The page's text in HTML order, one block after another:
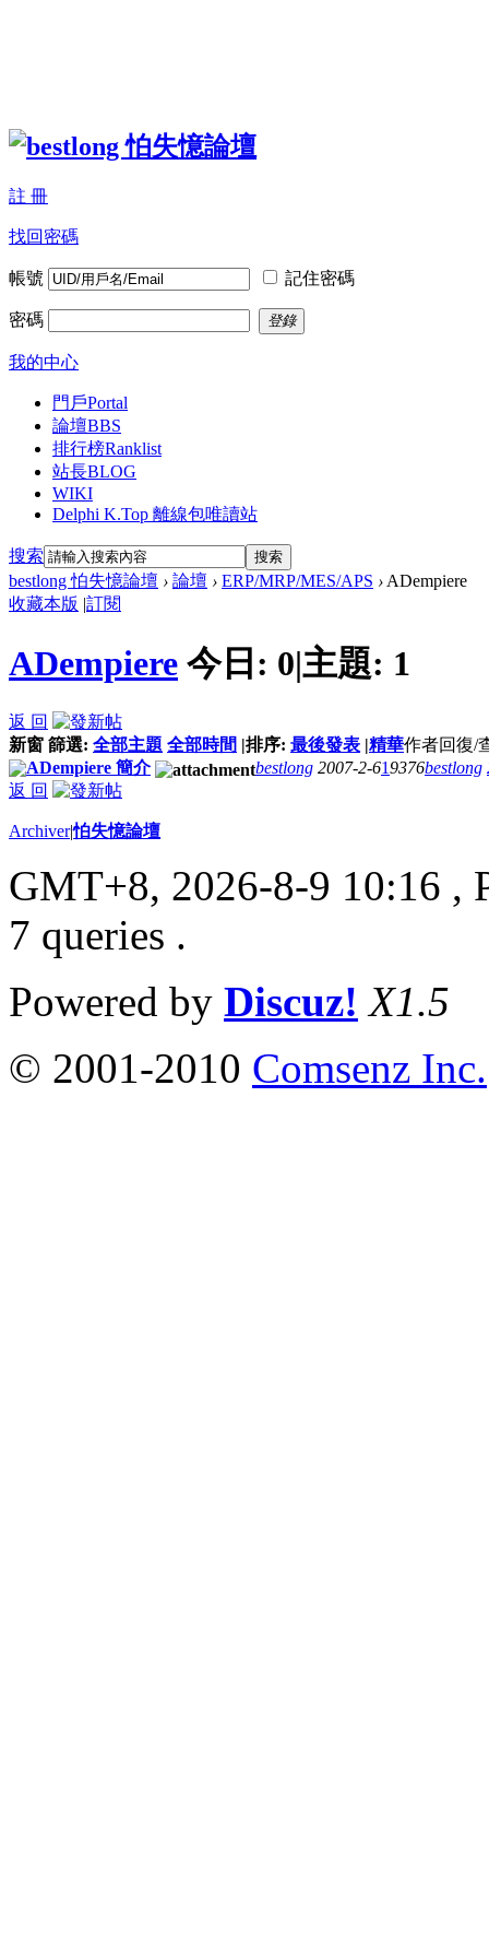
註 冊
找回密碼
帳號 記住密碼
密碼 登錄
我的中心
門戶Portal
論壇BBS
排行榜Ranklist
站長BLOG
WIKI
Delphi K.Top 離線包唯讀站
搜索 搜索
bestlong 怕失憶論壇 › 論壇 › ERP/MRP/MES/APS › ADempiere
收藏本版 |訂閱
ADempiere 今日: 0|主題: 1
返 回
新窗 篩選: 全部主題 全部時間 |排序: 最後發表 |精華作者回復/
ADempiere 簡介
bestlong 2007-2-619376bestlong
返 回
Archiver|怕失憶論壇
GMT+8, 2026-8-9 10:16 ,
7 queries .
Powered by Discuz! X1.5
© 2001-2010 Comsenz Inc.